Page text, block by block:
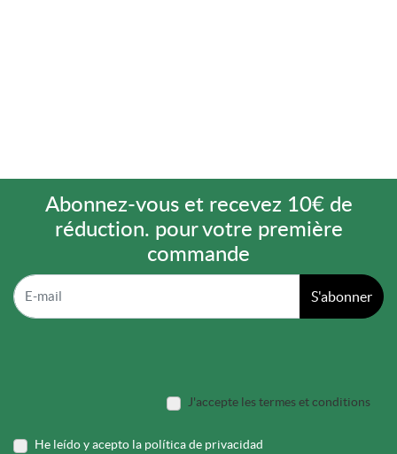
Abonnez-vous et recevez 10€ de
réduction. pour votre première
commande
S'abonner
J'accepte les termes et conditions
He leído y acepto la política de privacidad